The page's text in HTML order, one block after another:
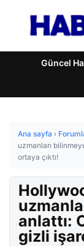
Güncel
Ana sayfa ›
uzmanları
ortaya çıktı!
anlattı:
gizli